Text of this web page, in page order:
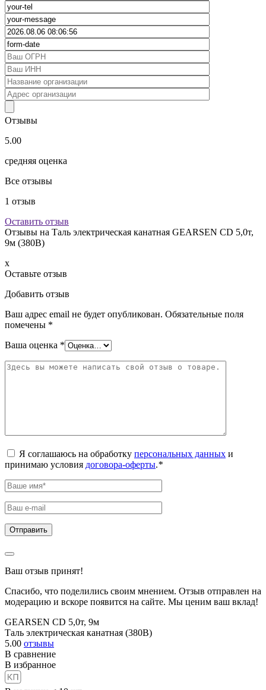
Отзывы
5.00
средняя оценка
Все отзывы
1 отзыв
Оставить отзыв
Отзывы на Таль электрическая канатная GEARSEN CD 5,0т,
9м (380В)
x
Оставьте отзыв
Добавить отзыв
Ваш адрес email не будет опубликован. Обязательные поля
помечены *
Ваша оценка *
Я соглашаюсь на обработку персональных данных и
принимаю условия договора-оферты.*
Ваш отзыв принят!
Спасибо, что поделились своим мнением. Отзыв отправлен на
модерацию и вскоре появится на сайте. Мы ценим ваш вклад!
GEARSEN CD 5,0т, 9м
Таль электрическая канатная (380В)
5.00 отзывы
В сравнение
В избранное